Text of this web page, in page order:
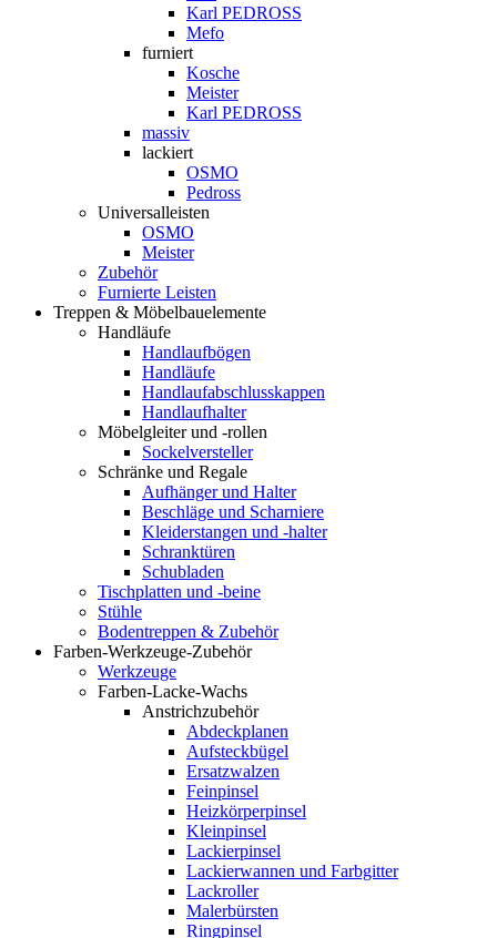
Karl PEDROSS
Mefo
furniert
Kosche
Meister
Karl PEDROSS
massiv
lackiert
OSMO
Pedross
Universalleisten
OSMO
Meister
Zubehör
Furnierte Leisten
Treppen & Möbelbauelemente
Handläufe
Handlaufbögen
Handläufe
Handlaufabschlusskappen
Handlaufhalter
Möbelgleiter und -rollen
Sockelversteller
Schränke und Regale
Aufhänger und Halter
Beschläge und Scharniere
Kleiderstangen und -halter
Schranktüren
Schubladen
Tischplatten und -beine
Stühle
Bodentreppen & Zubehör
Farben-Werkzeuge-Zubehör
Werkzeuge
Farben-Lacke-Wachs
Anstrichzubehör
Abdeckplanen
Aufsteckbügel
Ersatzwalzen
Feinpinsel
Heizkörperpinsel
Kleinpinsel
Lackierpinsel
Lackierwannen und Farbgitter
Lackroller
Malerbürsten
Ringpinsel